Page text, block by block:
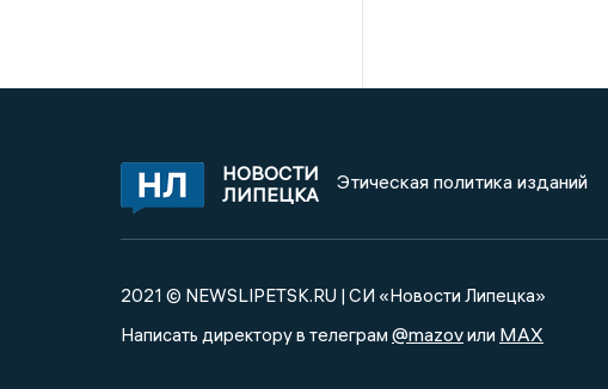
НОВОСТИ
ЛИПЕЦКА
Этическая политика изданий
2021 © NEWSLIPETSK.RU | СИ «Новости Липецка»
Написать директору в телеграм @mazovили MAX